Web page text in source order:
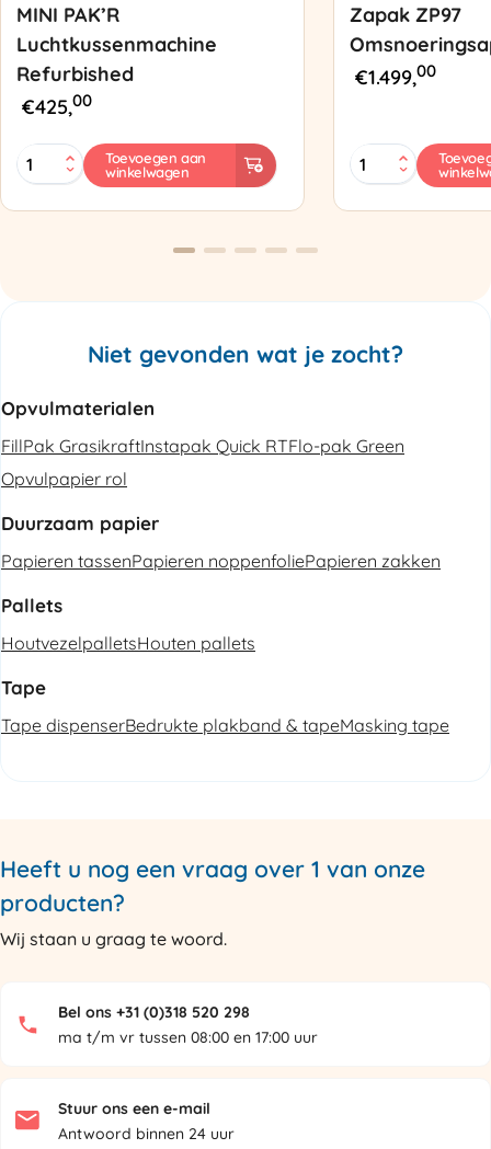
MINI PAK’R
Luchtkussenmachine
Refurbished
€425,00
MINI
PAK'R
Refurbished
Toevoegen aan
winkelwagen
Zapak ZP97
€1.499,00
Zapak
ZP97
aantal
Niet gevonden wat je zocht?
Opvulmaterialen
FillPak GrasikraftInstapak Quick RTFlo-pak Green
Opvulpapier rol
Duurzaam papier
Papieren tassenPapieren noppenfoliePapieren zakken
Pallets
HoutvezelpalletsHouten pallets
Tape
Tape dispenserBedrukte plakband & tapeMasking tape
Heeft u nog een vraag over 1 van onze
producten?
Wij staan u graag te woord.
Bel ons +31 (0)318 520 298
ma t/m vr tussen 08:00 en 17:00 uur
Stuur ons een e-mail
Antwoord binnen 24 uur